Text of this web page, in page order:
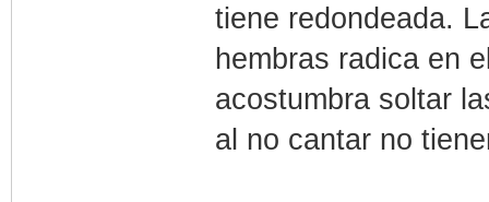
tiene redondeada.
hembras radica en
acostumbra soltar
al no cantar no